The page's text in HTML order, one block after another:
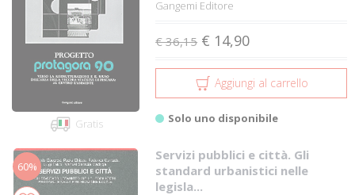
Gratis
Gangemi Editore
€ 36,15 € 14,90
Aggiungi al carrello
Solo uno disponibile
60%
Servizi pubblici e città. Gli
standard urbanistici nelle
legisla...